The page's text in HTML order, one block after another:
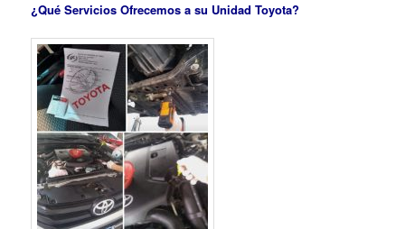
¿Qué Servicios Ofrecemos a su Unidad Toyota?